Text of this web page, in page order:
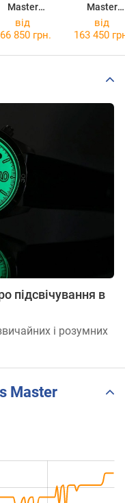
Master
Collection
Master
Collection
від
850 грн.
від
163 450
підсвічування в
і розумних
Master